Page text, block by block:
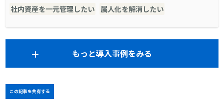
社内資産を一元管理したい 属人化を解消したい
もっと導入事例をみる
この記事を共有する